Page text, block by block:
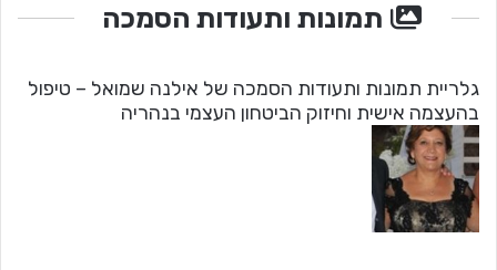
תמונות ותעודות הסמכה
גלריית תמונות ותעודות הסמכה של אילנה שמואל – טיפול
בהעצמה אישית וחיזוק הביטחון העצמי בנהריה